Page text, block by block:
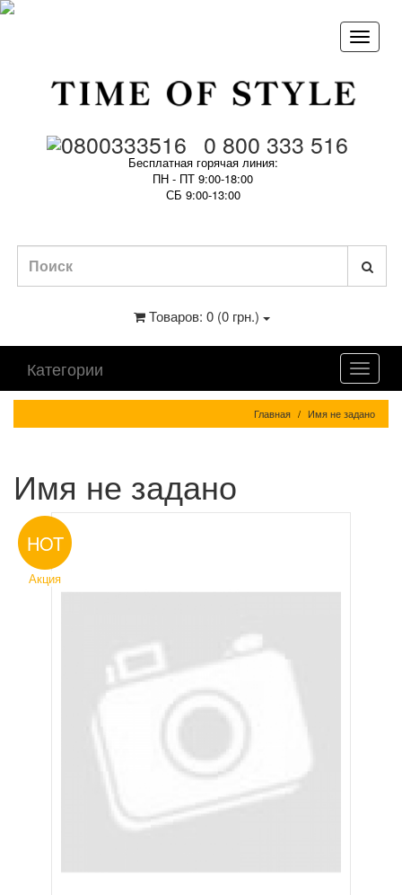
0 800 333 516
Бесплатная горячая линия:
ПН - ПТ 9:00-18:00
СБ 9:00-13:00
Товаров: 0 (0 грн.)
Категории
Главная Имя не задано
Имя не задано
HOT
Акция